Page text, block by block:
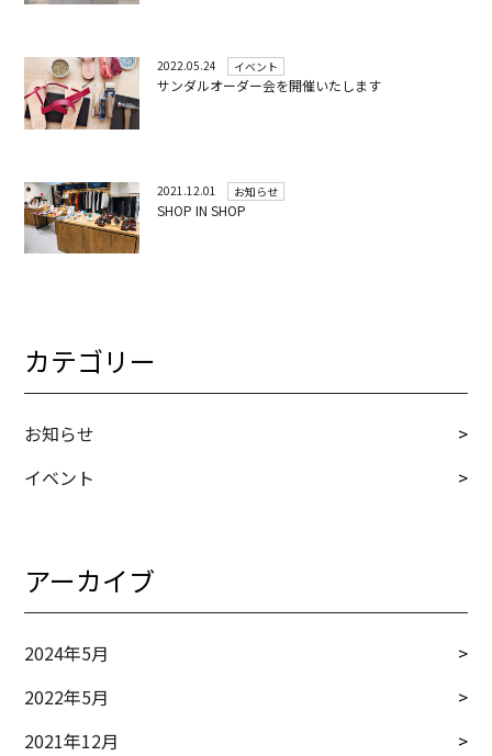
2022.05.24 イベント
サンダルオーダー会を開催いたします
2021.12.01 お知らせ
SHOP IN SHOP
カテゴリー
お知らせ
イベント
アーカイブ
2024年5月
2022年5月
2021年12月